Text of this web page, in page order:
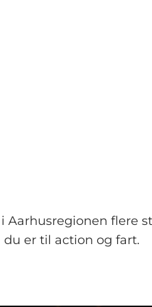
flere
er til action og fart.